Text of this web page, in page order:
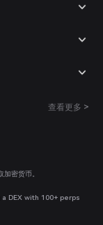
查看更多 >
密货币。
DEX with 100+ perps